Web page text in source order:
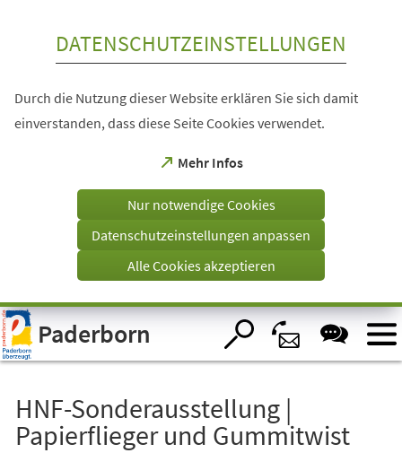
Visuelle
Assistenzsoftware
öffnen.
DATENSCHUTZEINSTELLUNGEN
Durch die Nutzung dieser Website erklären Sie sich damit
einverstanden, dass diese Seite Cookies verwendet.
Mehr Infos
(Öffnet
einem
Tab)
Nur notwendige Cookies
Datenschutzeinstellungen anpassen
Alle Cookies akzeptieren
Paderborn
HNF-Sonderausstellung |
Papierflieger und Gummitwist